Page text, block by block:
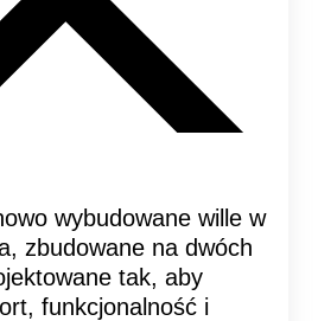
wybudowane wille w
zbudowane na dwóch
tak, aby
funkcjonalność i